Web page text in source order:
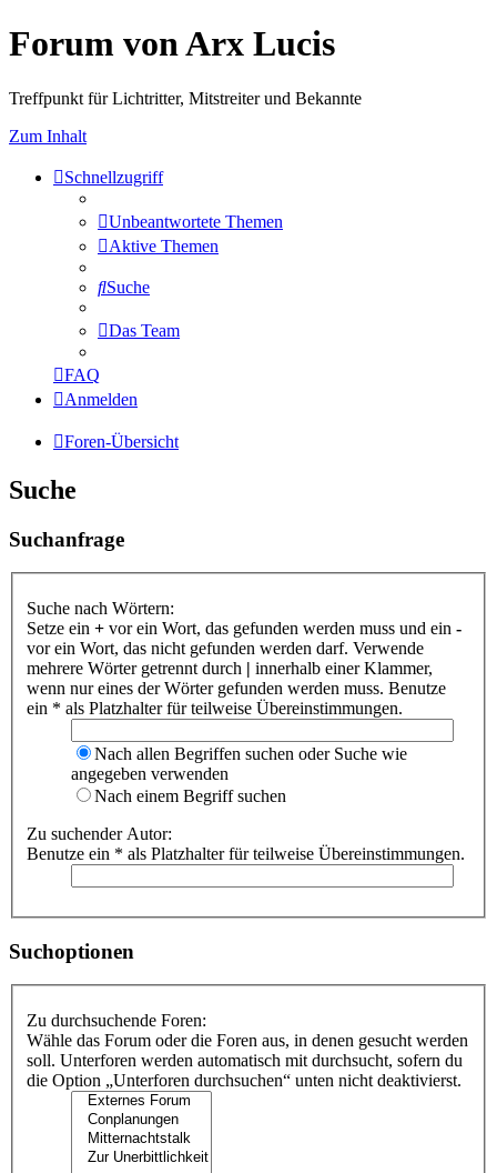
Forum von Arx Lucis
Treffpunkt für Lichtritter, Mitstreiter und Bekannte
Zum Inhalt
Schnellzugriff
Unbeantwortete Themen
Aktive Themen
Suche
Das Team
FAQ
Anmelden
Foren-Übersicht
Suche
Suchanfrage
Suche nach Wörtern:
Setze ein + vor ein Wort, das gefunden werden muss und ein -
vor ein Wort, das nicht gefunden werden darf. Verwende
mehrere Wörter getrennt durch | innerhalb einer Klammer,
wenn nur eines der Wörter gefunden werden muss. Benutze
ein * als Platzhalter für teilweise Übereinstimmungen.
Nach allen Begriffen suchen oder Suche wie
angegeben verwenden
Nach einem Begriff suchen
Zu suchender Autor:
Benutze ein * als Platzhalter für teilweise Übereinstimmungen.
Suchoptionen
Zu durchsuchende Foren:
Wähle das Forum oder die Foren aus, in denen gesucht werden
soll. Unterforen werden automatisch mit durchsucht, sofern du
die Option „Unterforen durchsuchen“ unten nicht deaktivierst.